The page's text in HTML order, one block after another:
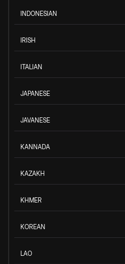
INDONESIAN
IRISH
ITALIAN
JAPANESE
JAVANESE
KANNADA
KAZAKH
KHMER
KOREAN
LAO